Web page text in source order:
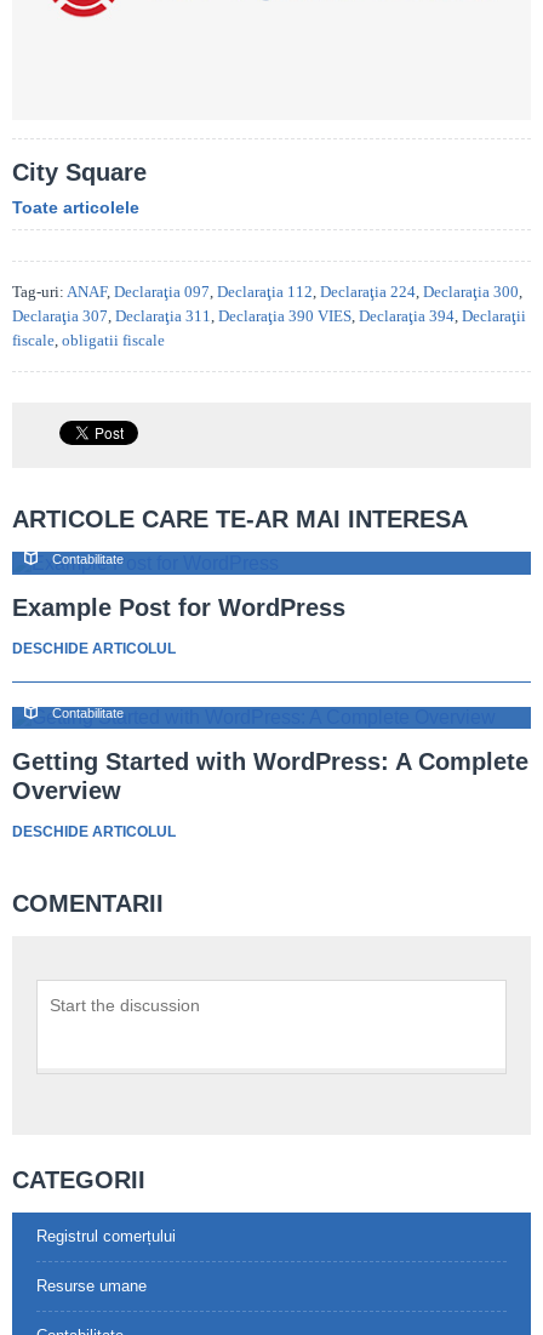
City Square
Toate articolele
Tag-uri: ANAF, Declaraţia 097 Declaraţia 112 Declaraţia 224 Declaraţia 300
Declaraţia 307 Declaraţia 311 Declaraţia 390 VIES Declaraţia 394 Declaraţii
fiscale obligatii fiscale
ARTICOLE CARE TE-AR MAI INTERESA
Contabilitate
Example Post for WordPress
DESCHIDE ARTICOLUL
Contabilitate
Getting Started with WordPress: A Complete
Overview
DESCHIDE ARTICOLUL
COMENTARII
CATEGORII
Registrul comerțului
Resurse umane